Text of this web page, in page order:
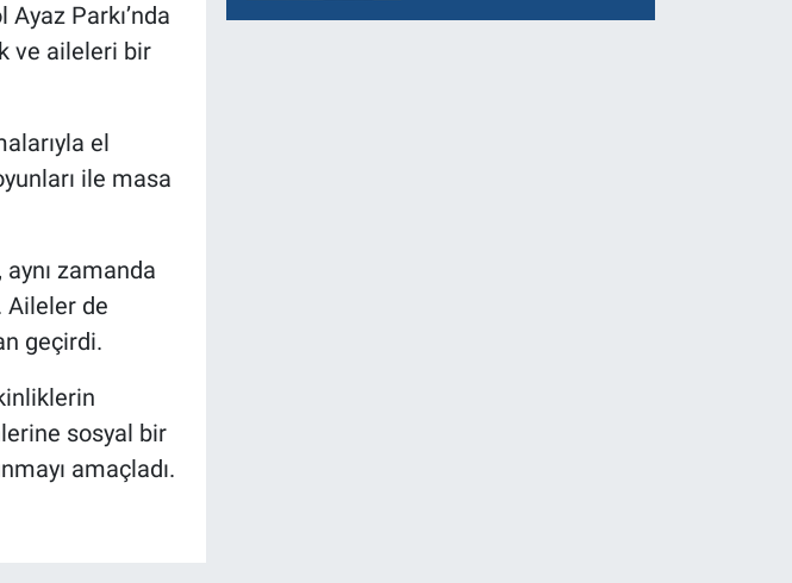
Parkı’nda
ve aileleri bir
el
ile masa
zamanda
Aileler de
geçirdi.
sosyal bir
amaçladı.